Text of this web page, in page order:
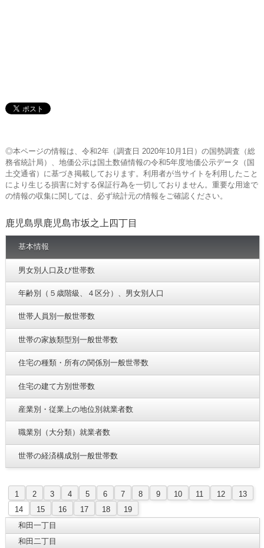
◎本ページの情報は、令和2年（調査日 2020年10月1日）の国勢調査（総
務省統計局）、地価公示は国土数値情報の令和5年度地価公示データ（国
土交通省）に基づき掲載しております。利用者が当サイトを利用したこと
により生じる損害に対する保証行為を一切しておりません。重要な用途で
の情報の収集に関しては、必ず統計元の情報をご確認ください。
鹿児島県鹿児島市坂之上四丁目
基本情報
男女別人口及び世帯数
年齢別（５歳階級、４区分）、男女別人口
世帯人員別一般世帯数
世帯の家族類型別一般世帯数
住宅の種類・所有の関係別一般世帯数
住宅の建て方別世帯数
産業別・従業上の地位別就業者数
職業別（大分類）就業者数
世帯の経済構成別一般世帯数
1 2 3 4 5 6 7 8 9 10 11 12
13
14
15 16 17 18
19
和田一丁目
和田二丁目